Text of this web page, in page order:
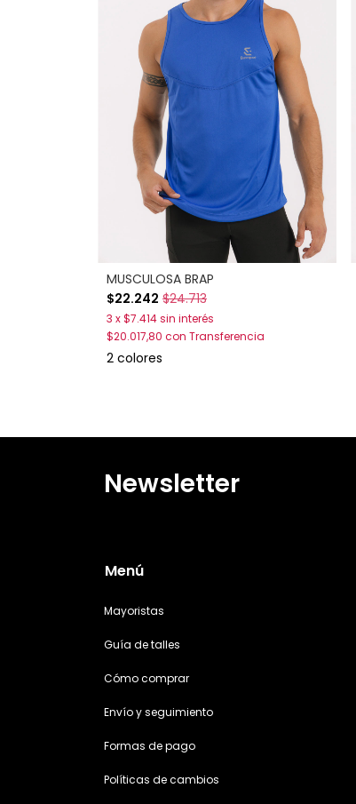
MUSCULOSA BRAP
$22.242 $24.713
3 x$7.414sin interés
$20.017,80 con Transferencia
2 colores
Newsletter
Menú
Mayoristas
Guía de talles
Cómo comprar
Envío y seguimiento
Formas de pago
Políticas de cambios